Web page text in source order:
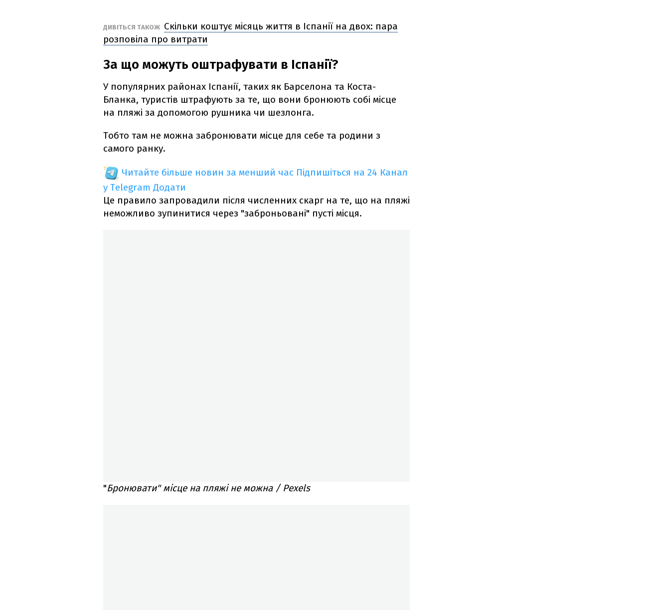
ДИВІТЬСЯ ТАКОЖ Скільки коштує місяць життя в Іспанії на двох: пара
розповіла про витрати
За що можуть оштрафувати в Іспанії?
У популярних районах Іспанії, таких як Барселона та Коста-
Бланка, туристів штрафують за те, що вони бронюють собі місце
на пляжі за допомогою рушника чи шезлонга.
Тобто там не можна забронювати місце для себе та родини з
самого ранку.
Читайте більше новин за менший час Підпишіться на 24 Канал
у Telegram Додати
Це правило запровадили після численних скарг на те, що на пляжі
неможливо зупинитися через "заброньовані" пусті місця.
"Бронювати" місце на пляжі не можна / Pexels